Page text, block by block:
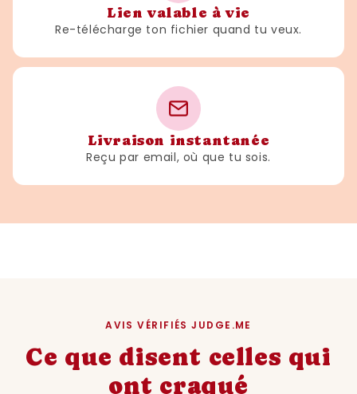
Lien valable à vie
Re-télécharge ton fichier quand tu veux.
Livraison instantanée
Reçu par email, où que tu sois.
AVIS VÉRIFIÉS JUDGE.ME
Ce que disent celles qui
ont craqué